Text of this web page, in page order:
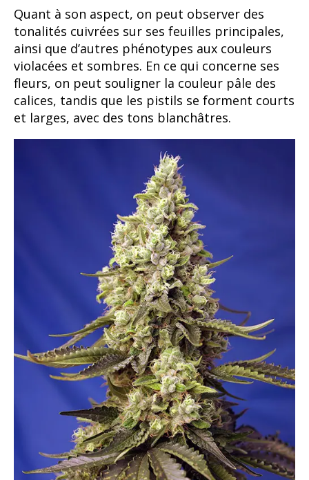
Quant à son aspect, on peut observer des
tonalités cuivrées sur ses feuilles principales,
ainsi que d’autres phénotypes aux couleurs
violacées et sombres. En ce qui concerne ses
fleurs, on peut souligner la couleur pâle des
calices, tandis que les pistils se forment courts
et larges, avec des tons blanchâtres.